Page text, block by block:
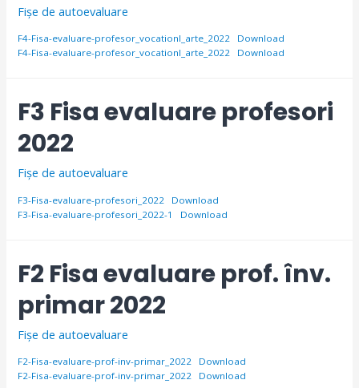
Fișe de autoevaluare
F4-Fisa-evaluare-profesor_vocationl_arte_2022
Download
F4-Fisa-evaluare-profesor_vocationl_arte_2022
Download
F3 Fisa evaluare profesori
2022
Fișe de autoevaluare
F3-Fisa-evaluare-profesori_2022
Download
F3-Fisa-evaluare-profesori_2022-1
Download
F2 Fisa evaluare prof. înv.
primar 2022
Fișe de autoevaluare
F2-Fisa-evaluare-prof-inv-primar_2022
Download
F2-Fisa-evaluare-prof-inv-primar_2022
Download